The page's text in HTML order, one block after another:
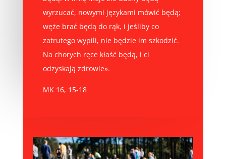
wyrzucać, nowymi językami mówić będą;
węże brać będą do rąk, i jeśliby co
zatrutego wypili, nie będzie im szkodzić.
Na chorych ręce kłaść będą, i ci
odzyskają zdrowie».
MK 16, 15-18